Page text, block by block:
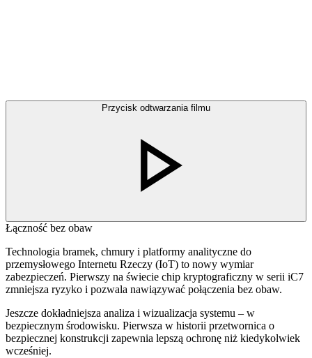
Przycisk odtwarzania filmu
Łączność bez obaw
Technologia bramek, chmury i platformy analityczne do
przemysłowego Internetu Rzeczy (IoT) to nowy wymiar
zabezpieczeń. Pierwszy na świecie chip kryptograficzny w serii iC7
zmniejsza ryzyko i pozwala nawiązywać połączenia bez obaw.
Jeszcze dokładniejsza analiza i wizualizacja systemu – w
bezpiecznym środowisku. Pierwsza w historii przetwornica o
bezpiecznej konstrukcji zapewnia lepszą ochronę niż kiedykolwiek
wcześniej.